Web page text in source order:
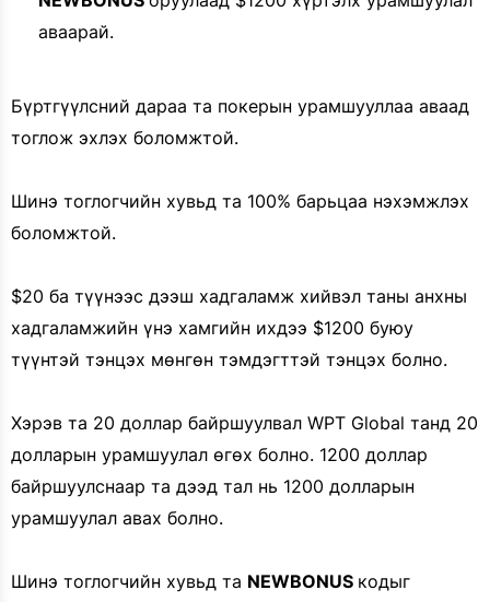
аваарай.
Бүртгүүлсний дараа та покерын урамшууллаа аваад
тоглож эхлэх боломжтой.
Шинэ тоглогчийн хувьд та 100% барьцаа нэхэмжлэх
боломжтой.
$20 ба түүнээс дээш хадгаламж хийвэл таны анхны
хадгаламжийн үнэ хамгийн ихдээ $1200 буюу
түүнтэй тэнцэх мөнгөн тэмдэгттэй тэнцэх болно.
Хэрэв та 20 доллар байршуулвал WPT Global танд 20
долларын урамшуулал өгөх болно. 1200 доллар
байршуулснаар та дээд тал нь 1200 долларын
урамшуулал авах болно.
Шинэ тоглогчийн хувьд та NEWBONUS кодыг